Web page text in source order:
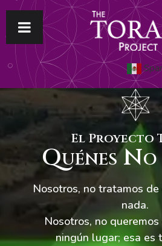
El Proyecto
Quénes No
Nosotros, no tratamos
nada.
Nosotros, no
ningún lugar; esa es